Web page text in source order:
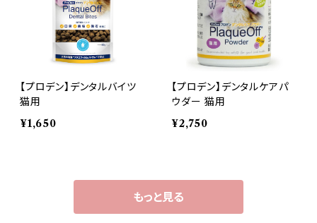
【プロデン】デンタルバイツ
猫用
¥1,650
【プロデン】デンタルケアパ
ウダー 猫用
¥2,750
もっと見る